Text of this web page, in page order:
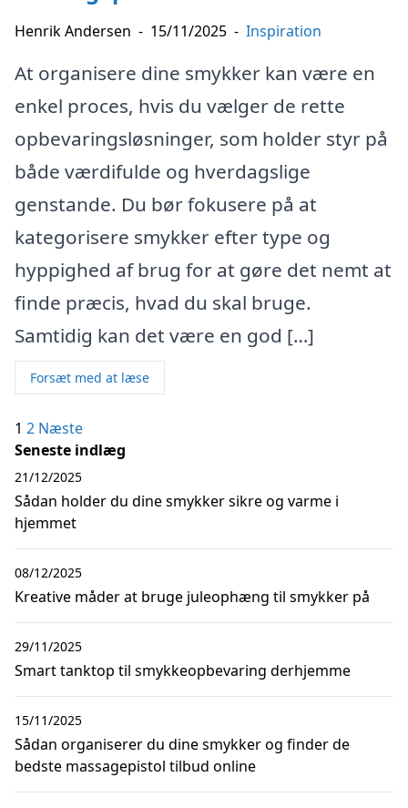
Henrik Andersen - 15/11/2025 - Inspiration
At organisere dine smykker kan være en
enkel proces, hvis du vælger de rette
opbevaringsløsninger, som holder styr på
både værdifulde og hverdagslige
genstande. Du bør fokusere på at
kategorisere smykker efter type og
hyppighed af brug for at gøre det nemt at
finde præcis, hvad du skal bruge.
Samtidig kan det være en god […]
Forsæt med at læse
Indlægsinddeling
1 2 Næste
Seneste indlæg
Sådan holder du dine smykker sikre og varme i
hjemmet
21/12/2025
Kreative måder at bruge juleophæng til smykker på
08/12/2025
Smart tanktop til smykkeopbevaring derhjemme
29/11/2025
Sådan organiserer du dine smykker og finder de
bedste massagepistol tilbud online
15/11/2025